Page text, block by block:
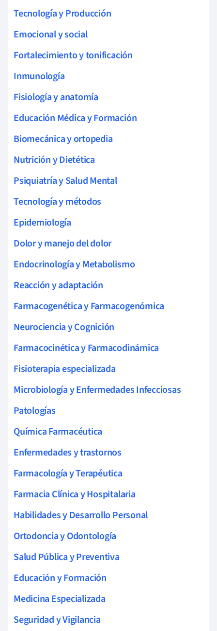
Tecnología y Producción
Emocional y social
Fortalecimiento y tonificación
Inmunología
Fisiología y anatomía
Educación Médica y Formación
Biomecánica y ortopedia
Nutrición y Dietética
Psiquiatría y Salud Mental
Tecnología y métodos
Epidemiología
Dolor y manejo del dolor
Endocrinología y Metabolismo
Reacción y adaptación
Farmacogenética y Farmacogenómica
Neurociencia y Cognición
Farmacocinética y Farmacodinámica
Fisioterapia especializada
Microbiología y Enfermedades Infecciosas
Patologías
Química Farmacéutica
Enfermedades y trastornos
Farmacología y Terapéutica
Farmacia Clínica y Hospitalaria
Habilidades y Desarrollo Personal
Ortodoncia y Odontología
Salud Pública y Preventiva
Educación y Formación
Medicina Especializada
Seguridad y Vigilancia